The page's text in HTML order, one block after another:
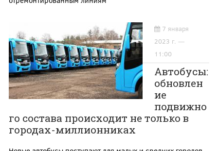
7 января
2023 г. —
11:00
Автобусы:
обновлен
ие
подвижно
го состава происходит не только в
городах-миллионниках